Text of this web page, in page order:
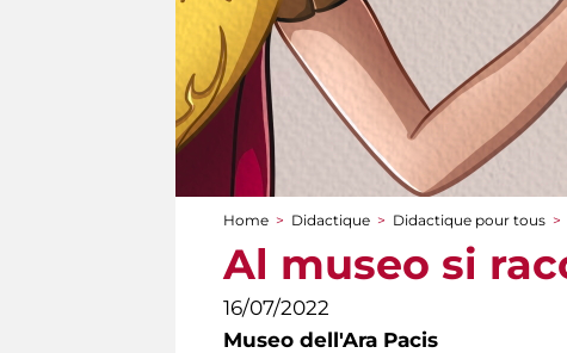
You are here
Home > Didactique > Didactique pour tous >
Al museo si
16/07/2022
Museo dell'Ara Pacis